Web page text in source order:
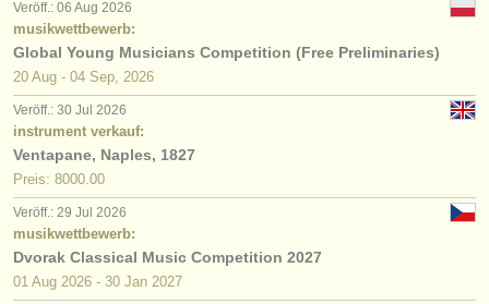
Veröff.: 06 Aug 2026
musikwettbewerb:
Global Young Musicians Competition (Free Preliminaries)
20 Aug - 04 Sep, 2026
Veröff.: 30 Jul 2026
instrument verkauf:
Ventapane, Naples, 1827
Preis: 8000.00
Veröff.: 29 Jul 2026
musikwettbewerb:
Dvorak Classical Music Competition 2027
01 Aug 2026 - 30 Jan 2027